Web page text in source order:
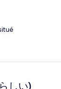
しい)